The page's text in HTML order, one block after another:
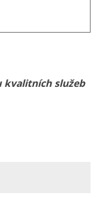
kvalitních služeb